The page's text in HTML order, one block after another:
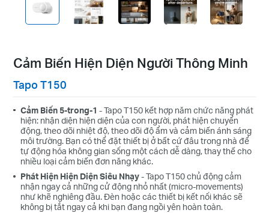
Cảm Biến Hiện Diện Người Thông Minh
Tapo T150
Cảm Biến 5-trong-1 - Tapo T150 kết hợp năm chức năng phát
hiện: nhận diện hiện diện của con người, phát hiện chuyển
động, theo dõi nhiệt độ, theo dõi độ ẩm và cảm biến ánh sáng
môi trường. Bạn có thể đặt thiết bị ở bất cứ đâu trong nhà để
tự động hóa không gian sống một cách dễ dàng, thay thế cho
nhiều loại cảm biến đơn năng khác.
Phát Hiện Hiện Diện Siêu Nhạy- Tapo T150 chủ động cảm
nhận ngay cả những cử động nhỏ nhất (micro-movements)
như khẽ nghiêng đầu. Đèn hoặc các thiết bị kết nối khác sẽ
không bị tắt ngay cả khi bạn đang ngồi yên hoàn toàn.